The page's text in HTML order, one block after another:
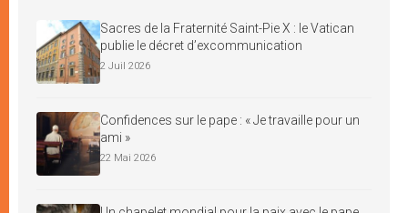
Sacres de la Fraternité Saint-Pie X : le Vatican
publie le décret d’excommunication
2 Juil 2026
Confidences sur le pape : « Je travaille pour un
ami »
22 Mai 2026